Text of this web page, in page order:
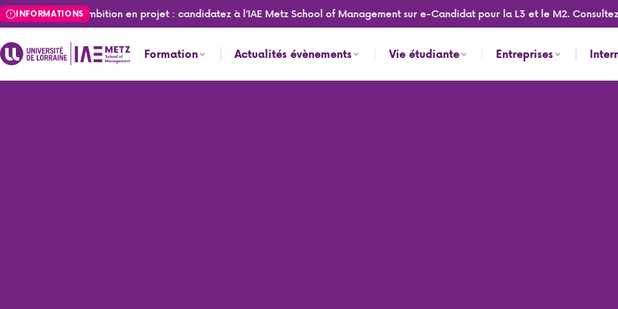
Aller
au
contenu
principal
INFORMATIONS
votre ambition en projet : candidatez à l’IAE Metz School of Management sur e-Candidat pour la L3 et le M2. Consultez
Formation Actualités évènements Vie étudiante Entreprises